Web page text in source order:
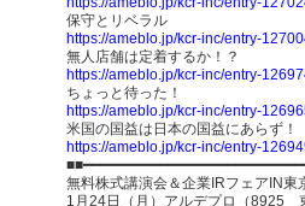
保守とリベラル
https://ameblo.jp/kcr-inc/entry-
無人店舗は定着するか！？
https://ameblo.jp/kcr-inc/entry-
ちょっと待った！
https://ameblo.jp/kcr-inc/entry-
米国の国益は日本の国益にあらず！
https://ameblo.jp/kcr-inc/entry-
無料株式講演会＆企業IRフェアIN東
1月24日（月）アルデプロ（8925